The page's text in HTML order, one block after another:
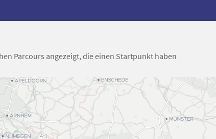
Parcours angezeigt, die einen Startpunkt haben